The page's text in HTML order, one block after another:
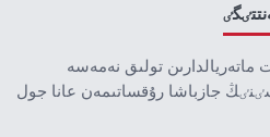
تولىق نەمەسە
جازباشا رۇقساتىمەن عانا جول